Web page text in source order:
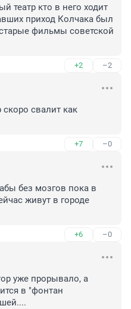
театр кто в него ходит
приход Колчака был
фильмы советской
+2 –2
свалит как
+7 –0
без мозгов пока в
живут в городе
+6 –0
уже прорывало, а
в "фонтан